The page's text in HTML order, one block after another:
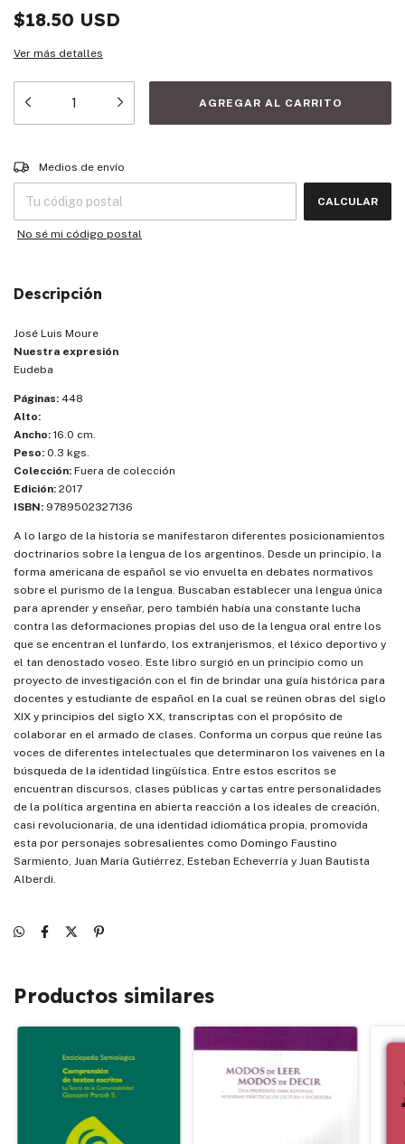
$18.50 USD
Ver más detalles
Entregas para el CP:
Medios de envío
CALCULAR
No sé mi código postal
Descripción
José Luis Moure
Nuestra expresión
Eudeba
Páginas: 448
Alto:
Ancho: 16.0 cm.
Peso: 0.3 kgs.
Colección: Fuera de colección
Edición: 2017
ISBN: 9789502327136
A lo largo de la historia se manifestaron diferentes posicionamientos
doctrinarios sobre la lengua de los argentinos. Desde un principio, la
forma americana de español se vio envuelta en debates normativos
sobre el purismo de la lengua. Buscaban establecer una lengua única
para aprender y enseñar, pero también había una constante lucha
contra las deformaciones propias del uso de la lengua oral entre los
que se encentran el lunfardo, los extranjerismos, el léxico deportivo y
el tan denostado voseo. Este libro surgió en un principio como un
proyecto de investigación con el fin de brindar una guía histórica para
docentes y estudiante de español en la cual se reúnen obras del siglo
XIX y principios del siglo XX, transcriptas con el propósito de
colaborar en el armado de clases. Conforma un corpus que reúne las
voces de diferentes intelectuales que determinaron los vaivenes en la
búsqueda de la identidad lingüística. Entre estos escritos se
encuentran discursos, clases públicas y cartas entre personalidades
de la política argentina en abierta reacción a los ideales de creación,
casi revolucionaria, de una identidad idiomática propia, promovida
esta por personajes sobresalientes como Domingo Faustino
Sarmiento, Juan María Gutiérrez, Esteban Echeverría y Juan Bautista
Alberdi.
Productos similares